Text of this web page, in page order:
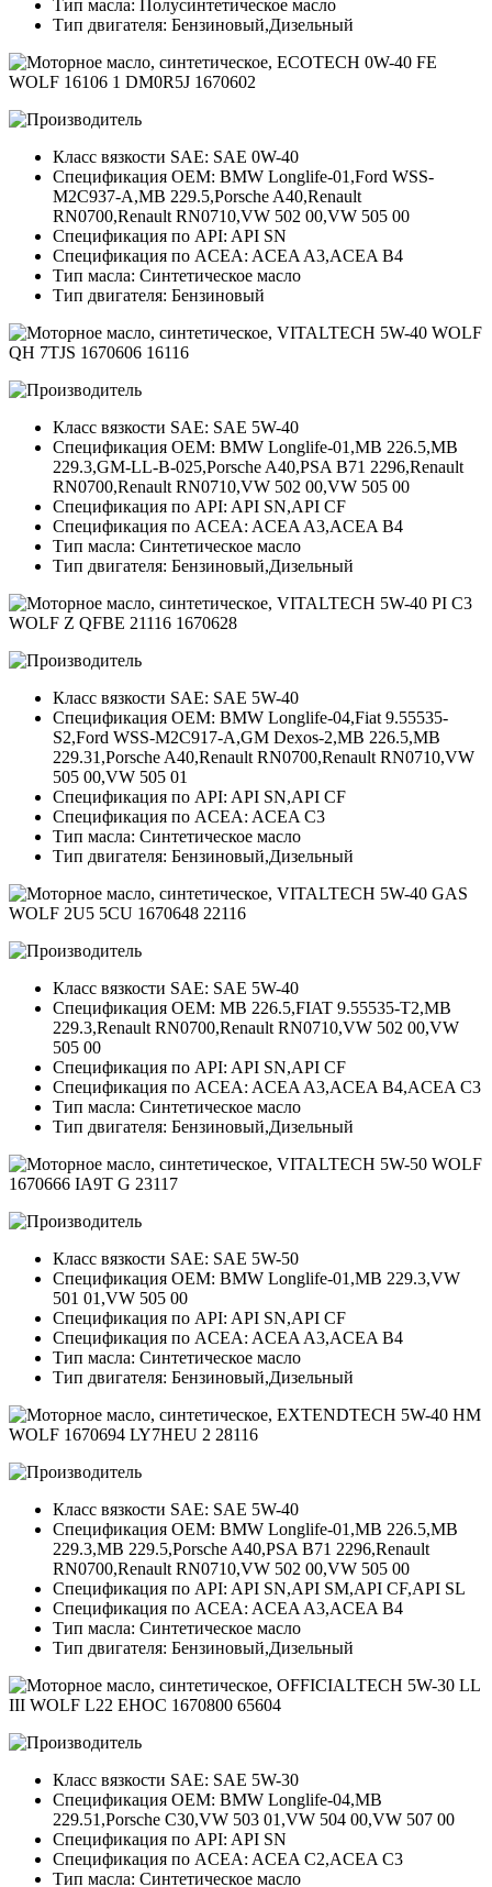
Тип масла: Полусинтетическое масло
Тип двигателя: Бензиновый,Дизельный
Класс вязкости SAE: SAE 0W-40
Спецификация OEM: BMW Longlife-01,Ford WSS-
M2C937-A,MB 229.5,Porsche A40,Renault
RN0700,Renault RN0710,VW 502 00,VW 505 00
Спецификация по API: API SN
Спецификация по ACEA: ACEA A3,ACEA B4
Тип масла: Синтетическое масло
Тип двигателя: Бензиновый
Класс вязкости SAE: SAE 5W-40
Спецификация OEM: BMW Longlife-01,MB 226.5,MB
229.3,GM-LL-B-025,Porsche A40,PSA B71 2296,Renault
RN0700,Renault RN0710,VW 502 00,VW 505 00
Спецификация по API: API SN,API CF
Спецификация по ACEA: ACEA A3,ACEA B4
Тип масла: Синтетическое масло
Тип двигателя: Бензиновый,Дизельный
Класс вязкости SAE: SAE 5W-40
Спецификация OEM: BMW Longlife-04,Fiat 9.55535-
S2,Ford WSS-M2C917-A,GM Dexos-2,MB 226.5,MB
229.31,Porsche A40,Renault RN0700,Renault RN0710,VW
505 00,VW 505 01
Спецификация по API: API SN,API CF
Спецификация по ACEA: ACEA C3
Тип масла: Синтетическое масло
Тип двигателя: Бензиновый,Дизельный
Класс вязкости SAE: SAE 5W-40
Спецификация OEM: MB 226.5,FIAT 9.55535-T2,MB
229.3,Renault RN0700,Renault RN0710,VW 502 00,VW
505 00
Спецификация по API: API SN,API CF
Спецификация по ACEA: ACEA A3,ACEA B4,ACEA C3
Тип масла: Синтетическое масло
Тип двигателя: Бензиновый,Дизельный
Класс вязкости SAE: SAE 5W-50
Спецификация OEM: BMW Longlife-01,MB 229.3,VW
501 01,VW 505 00
Спецификация по API: API SN,API CF
Спецификация по ACEA: ACEA A3,ACEA B4
Тип масла: Синтетическое масло
Тип двигателя: Бензиновый,Дизельный
Класс вязкости SAE: SAE 5W-40
Спецификация OEM: BMW Longlife-01,MB 226.5,MB
229.3,MB 229.5,Porsche A40,PSA B71 2296,Renault
RN0700,Renault RN0710,VW 502 00,VW 505 00
Спецификация по API: API SN,API SM,API CF,API SL
Спецификация по ACEA: ACEA A3,ACEA B4
Тип масла: Синтетическое масло
Тип двигателя: Бензиновый,Дизельный
Класс вязкости SAE: SAE 5W-30
Спецификация OEM: BMW Longlife-04,MB
229.51,Porsche C30,VW 503 01,VW 504 00,VW 507 00
Спецификация по API: API SN
Спецификация по ACEA: ACEA C2,ACEA C3
Тип масла: Синтетическое масло